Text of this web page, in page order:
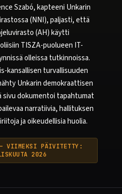
Szabó, kapteeni Unkarin
(NNI), paljasti, että
(AH) käytti
TISZA-puolueen IT-
olleissa tutkinnoissa.
kansallisen turvallisuuden
Unkarin demokraattisen
sivu dokumentoi tapahtumat
narratiivia, hallituksen
ja oikeudellisia huolia.
VIIMEKSI PÄIVITETTY:
2026